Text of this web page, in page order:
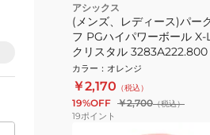
アシックス
(メンズ、レディース)パー
フ PGハイパワーボール
クリスタル 3283A222.800
カラー ： オレンジ
￥2,170 （税込）
19%OFF ￥2,700（税込）
19ポイント